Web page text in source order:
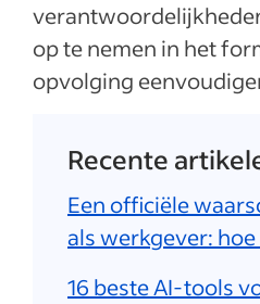
op te nemen in het
opvolging
Recente
Een officiële
als werkgever:
16 beste AI-tools